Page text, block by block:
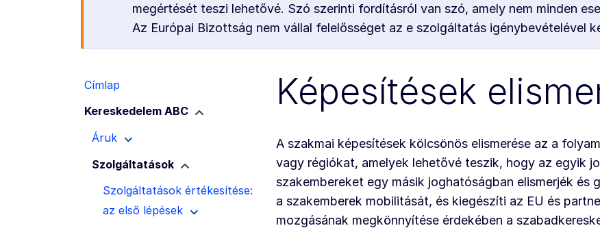
megértését teszi lehetővé. Szó szerinti fordításról van szó, amely nem minden
Az Európai Bizottság nem vállal felelősséget az e szolgáltatás igénybevételével
Címlap
Kereskedelem ABC
Áruk
Szolgáltatások
Szolgáltatások értékesítése:
az első lépések
Képesítések
A szakmai képesítések kölcsönös elismerése az a
vagy régiókat, amelyek lehetővé teszik, hogy az egyik
szakembereket egy másik joghatóságban elismerjék és
a szakemberek mobilitását, és kiegészíti az EU és
mozgásának megkönnyítése érdekében a